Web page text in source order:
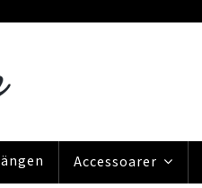
Accessoarer